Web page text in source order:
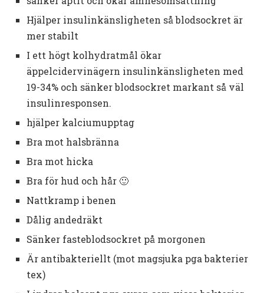
Hjälper insulinkänsligheten så blodsockret är
mer stabilt
I ett högt kolhydratmål ökar
äppelcidervinägern insulinkänsligheten med
19-34% och sänker blodsockret markant så väl
insulinresponsen.
hjälper kalciumupptag
Bra mot halsbränna
Bra mot hicka
Bra för hud och hår 🙂
Nattkramp i benen
Dålig andedräkt
Sänker fasteblodsockret på morgonen
Är antibakteriellt (mot magsjuka pga bakterier
tex)